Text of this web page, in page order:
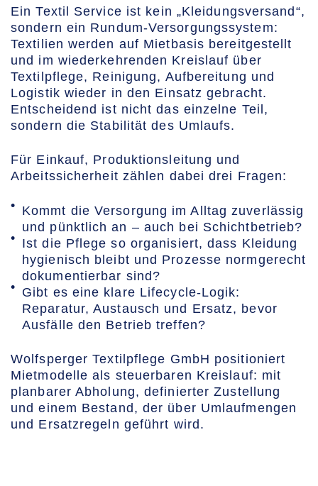
Ein Textil Service ist kein „Kleidungsversand“,
sondern ein Rundum-Versorgungssystem:
Textilien werden auf Mietbasis bereitgestellt
und im wiederkehrenden Kreislauf über
Textilpflege, Reinigung, Aufbereitung und
Logistik wieder in den Einsatz gebracht.
Entscheidend ist nicht das einzelne Teil,
sondern die Stabilität des Umlaufs.
Für Einkauf, Produktionsleitung und
Arbeitssicherheit zählen dabei drei Fragen:
Kommt die Versorgung im Alltag zuverlässig
und pünktlich an – auch bei Schichtbetrieb?
Ist die Pflege so organisiert, dass Kleidung
hygienisch bleibt und Prozesse normgerecht
dokumentierbar sind?
Gibt es eine klare Lifecycle-Logik:
Reparatur, Austausch und Ersatz, bevor
Ausfälle den Betrieb treffen?
Wolfsperger Textilpflege GmbH positioniert
Mietmodelle als steuerbaren Kreislauf: mit
planbarer Abholung, definierter Zustellung
und einem Bestand, der über Umlaufmengen
und Ersatzregeln geführt wird.